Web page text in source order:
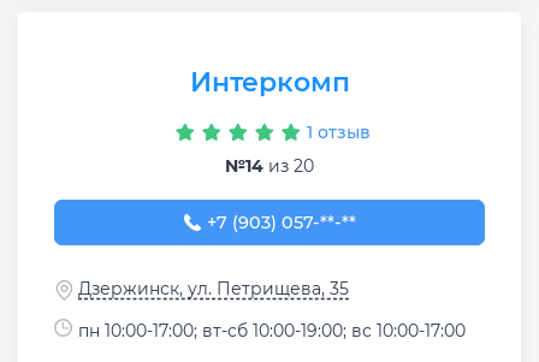
Интеркомп
1 отзыв
№14 из 20
+7 (903) 057-70-70
+7 (903) 057-**-**
Дзержинск, ул. Петрищева, 35
пн 10:00-17:00; вт-сб 10:00-19:00; вс 10:00-17:00